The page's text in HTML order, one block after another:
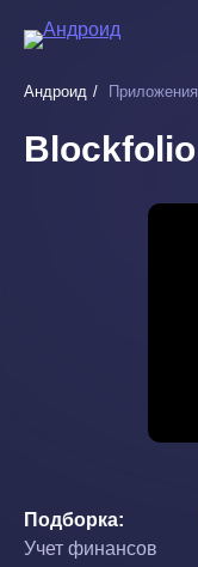
основному
Андроид Приложения
Blockfolio
Подборка
Учет финансов